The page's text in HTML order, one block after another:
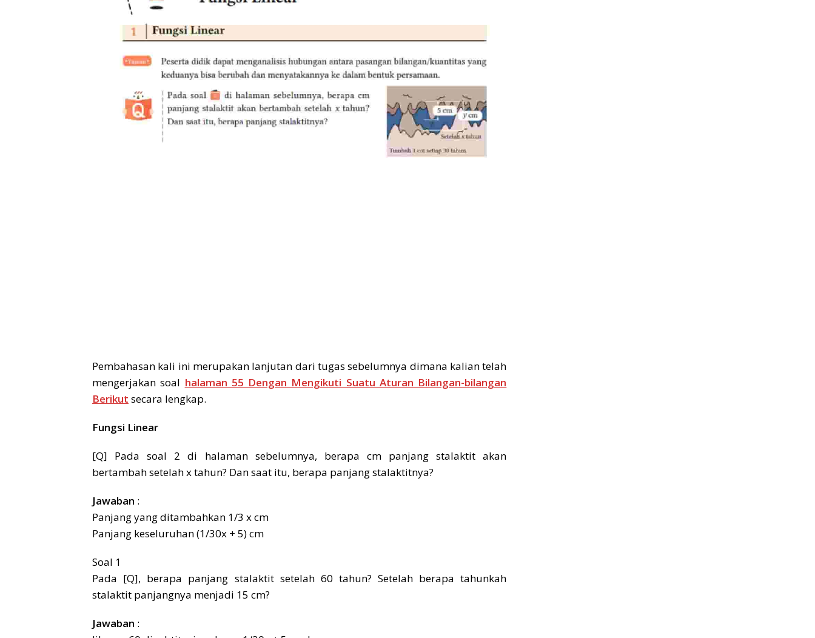
Pembahasan kali ini merupakan lanjutan dari tugas sebelumnya dimana kalian telah
mengerjakan soal halaman 55 Dengan Mengikuti Suatu Aturan Bilangan-bilangan
Berikut secara lengkap.
Fungsi Linear
[Q] Pada soal 2 di halaman sebelumnya, berapa cm panjang stalaktit akan
bertambah setelah x tahun? Dan saat itu, berapa panjang stalaktitnya?
Jawaban :
Panjang yang ditambahkan 1/3 x cm
Panjang keseluruhan (1/30x + 5) cm
Soal 1
Pada [Q], berapa panjang stalaktit setelah 60 tahun? Setelah berapa tahunkah
stalaktit panjangnya menjadi 15 cm?
Jawaban :